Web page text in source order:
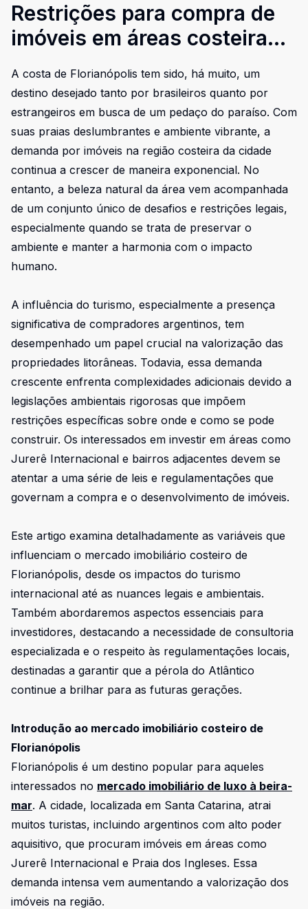
Restrições para compra de
imóveis em áreas costeiras
de Florianópolis
A costa de Florianópolis tem sido, há muito, um
destino desejado tanto por brasileiros quanto por
estrangeiros em busca de um pedaço do paraíso. Com
suas praias deslumbrantes e ambiente vibrante, a
demanda por imóveis na região costeira da cidade
continua a crescer de maneira exponencial. No
entanto, a beleza natural da área vem acompanhada
de um conjunto único de desafios e restrições legais,
especialmente quando se trata de preservar o
ambiente e manter a harmonia com o impacto
humano.
A influência do turismo, especialmente a presença
significativa de compradores argentinos, tem
desempenhado um papel crucial na valorização das
propriedades litorâneas. Todavia, essa demanda
crescente enfrenta complexidades adicionais devido a
legislações ambientais rigorosas que impõem
restrições específicas sobre onde e como se pode
construir. Os interessados em investir em áreas como
Jurerê Internacional e bairros adjacentes devem se
atentar a uma série de leis e regulamentações que
governam a compra e o desenvolvimento de imóveis.
Este artigo examina detalhadamente as variáveis que
influenciam o mercado imobiliário costeiro de
Florianópolis, desde os impactos do turismo
internacional até as nuances legais e ambientais.
Também abordaremos aspectos essenciais para
investidores, destacando a necessidade de consultoria
especializada e o respeito às regulamentações locais,
destinadas a garantir que a pérola do Atlântico
continue a brilhar para as futuras gerações.
Introdução ao mercado imobiliário costeiro de
Florianópolis
Florianópolis é um destino popular para aqueles
interessados no mercado imobiliário de luxo à beira-
mar. A cidade, localizada em Santa Catarina, atrai
muitos turistas, incluindo argentinos com alto poder
aquisitivo, que procuram imóveis em áreas como
Jurerê Internacional e Praia dos Ingleses. Essa
demanda intensa vem aumentando a valorização dos
imóveis na região.